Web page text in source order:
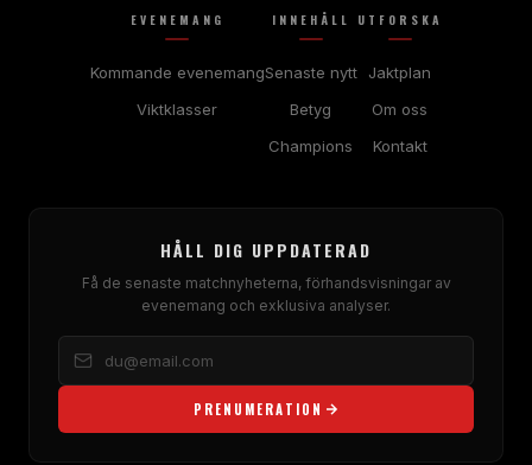
EVENEMANG
Kommande evenemang
Viktklasser
INNEHÅLL
Senaste nytt
Betyg
Champions
UTFORSKA
Jaktplan
Om oss
Kontakt
HÅLL DIG UPPDATERAD
Få de senaste matchnyheterna, förhandsvisningar av
evenemang och exklusiva analyser.
PRENUMERATION